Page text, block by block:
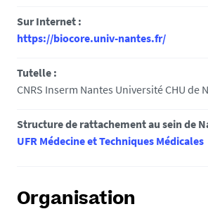
Sur Internet :
https://biocore.univ-nantes.fr/
Tutelle :
CNRS Inserm Nantes Université CHU de
Structure de rattachement au sein de
UFR Médecine et Techniques Médicales
Organisation